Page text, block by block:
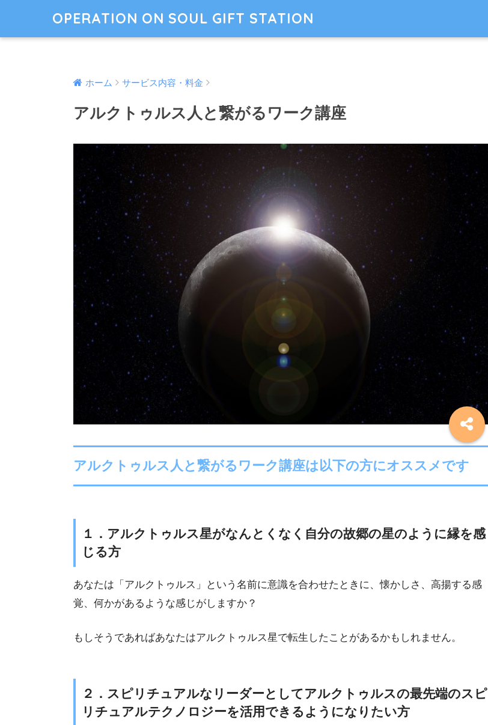
OPERATION ON SOUL GIFT STATION
ホーム サービス内容・料金
アルクトゥルス人と繋がるワーク講座
アルクトゥルス人と繋がるワーク講座は以下の方にオススメです
１．アルクトゥルス星がなんとくなく自分の故郷の星のように縁を感
じる方
あなたは「アルクトゥルス」という名前に意識を合わせたときに、懐かしさ、高揚する感
覚、何かがあるような感じがしますか？
もしそうであればあなたはアルクトゥルス星で転生したことがあるかもしれません。
２．スピリチュアルなリーダーとしてアルクトゥルスの最先端のスピ
リチュアルテクノロジーを活用できるようになりたい方